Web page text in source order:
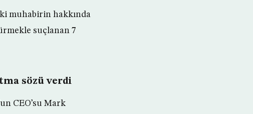
muhabirin hakkında
suçlanan 7
sözü verdi
CEO’su Mark